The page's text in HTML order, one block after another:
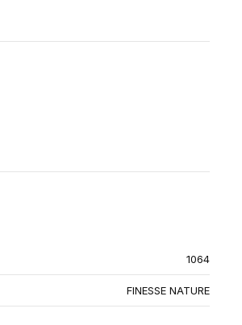
1064
FINESSE NATURE